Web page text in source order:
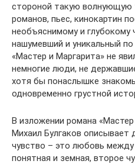
стороной такую волнующую
романов, пьес, кинокартин
необъяснимому и глубокому
нашумевший и уникальный
«Мастер и Маргарита» не
немногие люди, не
хотя бы понаслышке
одновременно грустной
В изложении романа
Михаил Булгаков описывает
чувство – это любовь
понятная и земная, второе